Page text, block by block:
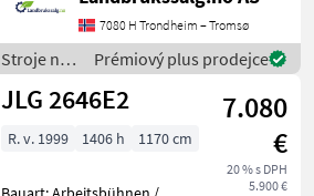
request: 9504 See
en.landbrukssalg.no/9504
for more images Specificati
7080 H Trondheim – Tromsø
Stroje na
stavbu /
Atlas
Prémiový plus prodejce
JLG 2646E2
7.080
€
20 % s DPH
5.900 €
R. v. 1999 1406 h 1170 cm